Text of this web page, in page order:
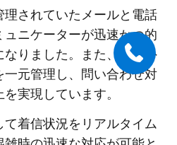
されていたメールと電話
ニケーターが迅速かつ的
りました。また、国内外
元管理し、問い合わせ対
実現しています。
着信状況をリアルタイム